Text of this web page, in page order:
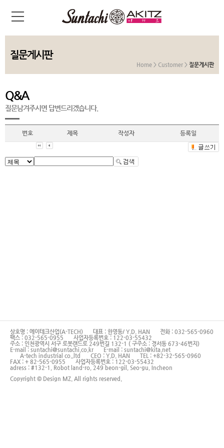
질문게시판
Home > Customer > 질문게시판
Q&A
질문남겨주시면 답변드리겠습니다.
번호 제목 작성자 등록일
상호명 : 에이테크산업(A-TECH) 대표 : 한영동/ Y.D. HAN
전화 : 032-565-0960
팩스 : 032-565-0955
사업자등록번호 : 122-03-55432
주소 : 인천광역시 서구 로봇랜드로 249번길 132-1 ( 구주소 : 경서동 673-46번지)
E-mail : suntachi@suntachi.co.kr
E-mail : suntachi@kita.net
A-tech industrial co.,ltd
CEO : Y.D. HAN
TEL : +82-32-565-0960
FAX : + 82-565-0955
사업자등록번호 : 122-03-55432
adress : #132-1, Robot land-ro, 249 beon-gil, Seo-gu, Incheon
Copyright © Design MZ. All rights reserved.